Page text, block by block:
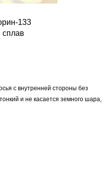
133
с внутренней стороны без
и не касается земного шара,